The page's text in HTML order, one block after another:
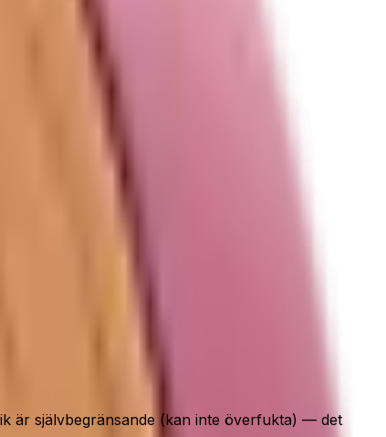
är självbegränsande (kan inte överfukta) — det